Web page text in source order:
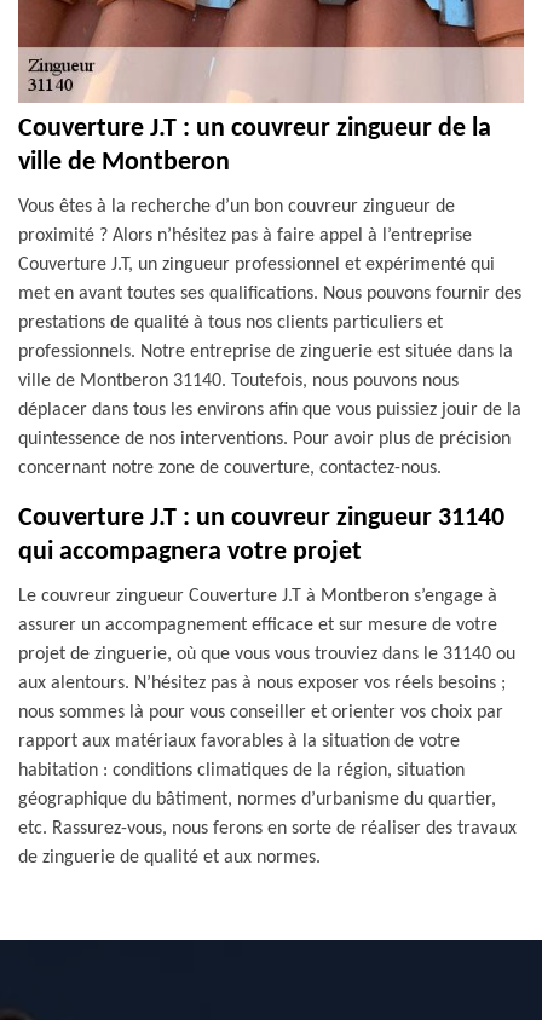
Couverture J.T : un couvreur zingueur de la
ville de Montberon
Vous êtes à la recherche d’un bon couvreur zingueur de
proximité ? Alors n’hésitez pas à faire appel à l’entreprise
Couverture J.T, un zingueur professionnel et expérimenté qui
met en avant toutes ses qualifications. Nous pouvons fournir des
prestations de qualité à tous nos clients particuliers et
professionnels. Notre entreprise de zinguerie est située dans la
ville de Montberon 31140. Toutefois, nous pouvons nous
déplacer dans tous les environs afin que vous puissiez jouir de la
quintessence de nos interventions. Pour avoir plus de précision
concernant notre zone de couverture, contactez-nous.
Couverture J.T : un couvreur zingueur 31140
qui accompagnera votre projet
Le couvreur zingueur Couverture J.T à Montberon s’engage à
assurer un accompagnement efficace et sur mesure de votre
projet de zinguerie, où que vous vous trouviez dans le 31140 ou
aux alentours. N’hésitez pas à nous exposer vos réels besoins ;
nous sommes là pour vous conseiller et orienter vos choix par
rapport aux matériaux favorables à la situation de votre
habitation : conditions climatiques de la région, situation
géographique du bâtiment, normes d’urbanisme du quartier,
etc. Rassurez-vous, nous ferons en sorte de réaliser des travaux
de zinguerie de qualité et aux normes.